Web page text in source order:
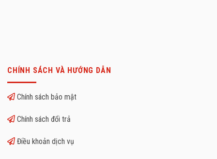
CHÍNH SÁCH VÀ HƯỚNG DẪN
Chính sách bảo mật
Chính sách đổi trả
Điều khoản dịch vụ